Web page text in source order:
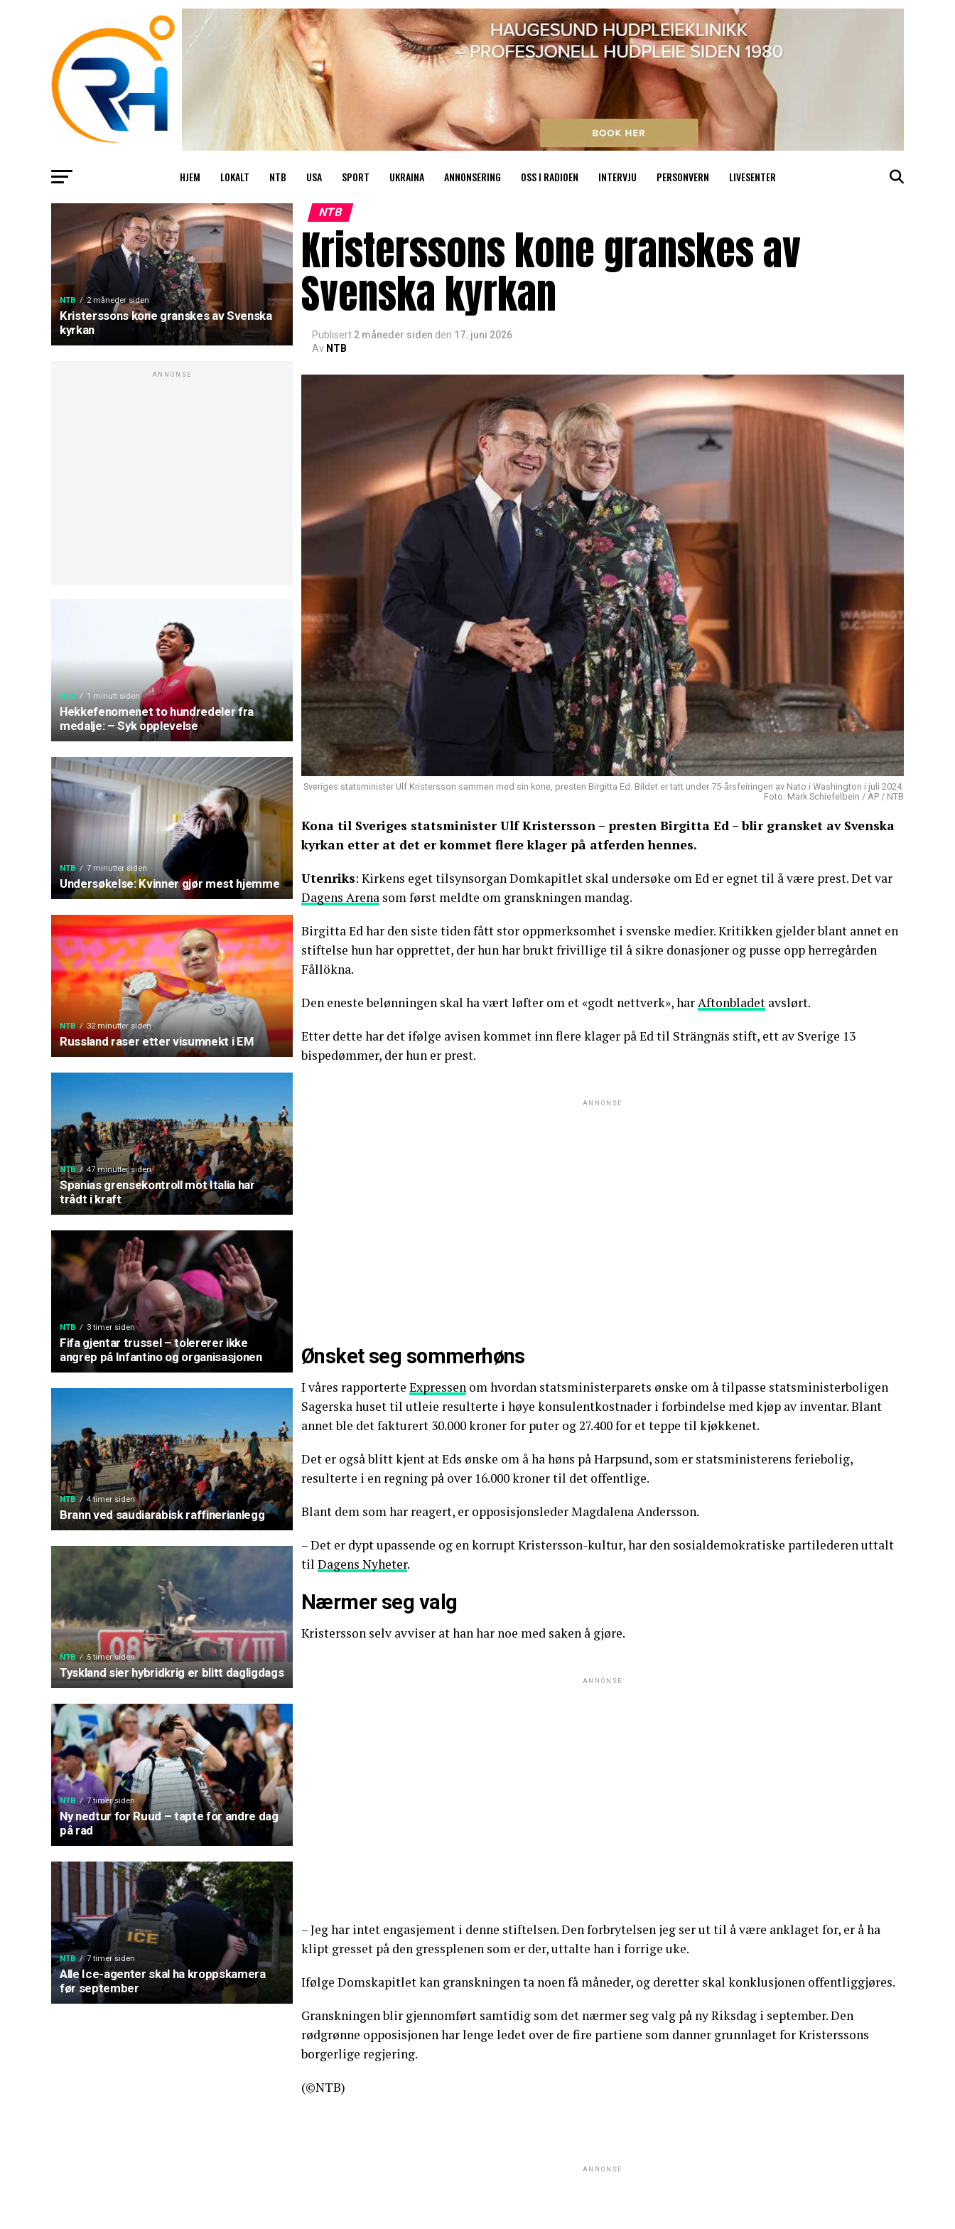
HJEM LOKALT NTB USA SPORT UKRAINA ANNONSERING OSS I RADIOEN INTERVJU PERSONVERN LIVESENTER
NTB 2 måneder siden
Kristerssons kone granskes av Svenska
kyrkan
ANNONSE
NTB 1 minutt siden
Hekkefenomenet to hundredeler fra
medalje: – Syk opplevelse
NTB 7 minutter siden
Undersøkelse: Kvinner gjør mest hjemme
NTB 32 minutter siden
Russland raser etter visumnekt i EM
NTB 47 minutter siden
Spanias grensekontroll mot Italia har
trådt i kraft
NTB 3 timer siden
Fifa gjentar trussel – tolererer ikke
angrep på Infantino og organisasjonen
NTB 4 timer siden
Brann ved saudiarabisk raffinerianlegg
NTB 5 timer siden
Tyskland sier hybridkrig er blitt dagligdags
NTB 7 timer siden
Ny nedtur for Ruud – tapte for andre dag
på rad
NTB 7 timer siden
Alle Ice-agenter skal ha kroppskamera
før september
NTB
Kristerssons kone granskes av
Svenska kyrkan
Publisert 2 måneder siden den 17. juni 2026
Av NTB
Sveriges statsminister Ulf Kristersson sammen med sin kone, presten Birgitta Ed. Bildet er tatt under 75-årsfeiringen av Nato i Washington i juli 2024.
Foto: Mark Schiefelbein / AP / NTB
Kona til Sveriges statsminister Ulf Kristersson – presten Birgitta Ed – blir gransket av Svenska
kyrkan etter at det er kommet flere klager på atferden hennes.
Utenriks: Kirkens eget tilsynsorgan Domkapitlet skal undersøke om Ed er egnet til å være prest. Det var
Dagens Arena som først meldte om granskningen mandag.
Birgitta Ed har den siste tiden fått stor oppmerksomhet i svenske medier. Kritikken gjelder blant annet en
stiftelse hun har opprettet, der hun har brukt frivillige til å sikre donasjoner og pusse opp herregården
Fållökna.
Den eneste belønningen skal ha vært løfter om et «godt nettverk», harAftonbladet avslørt.
Etter dette har det ifølge avisen kommet inn flere klager på Ed til Strängnäs stift, ett av Sverige 13
bispedømmer, der hun er prest.
ANNONSE
Ønsket seg sommerhøns
I våres rapporterte Expressen om hvordan statsministerparets ønske om å tilpasse statsministerboligen
Sagerska huset til utleie resulterte i høye konsulentkostnader i forbindelse med kjøp av inventar. Blant
annet ble det fakturert 30.000 kroner for puter og 27.400 for et teppe til kjøkkenet.
Det er også blitt kjent at Eds ønske om å ha høns på Harpsund, som er statsministerens feriebolig,
resulterte i en regning på over 16.000 kroner til det offentlige.
Blant dem som har reagert, er opposisjonsleder Magdalena Andersson.
– Det er dypt upassende og en korrupt Kristersson-kultur, har den sosialdemokratiske partilederen uttalt
til Dagens Nyheter.
Nærmer seg valg
Kristersson selv avviser at han har noe med saken å gjøre.
ANNONSE
– Jeg har intet engasjement i denne stiftelsen. Den forbrytelsen jeg ser ut til å være anklaget for, er å ha
klipt gresset på den gressplenen som er der, uttalte han i forrige uke.
Ifølge Domskapitlet kan granskningen ta noen få måneder, og deretter skal konklusjonen offentliggjøres.
Granskningen blir gjennomført samtidig som det nærmer seg valg på ny Riksdag i september. Den
rødgrønne opposisjonen har lenge ledet over de fire partiene som danner grunnlaget for Kristerssons
borgerlige regjering.
(©NTB)
ANNONSE